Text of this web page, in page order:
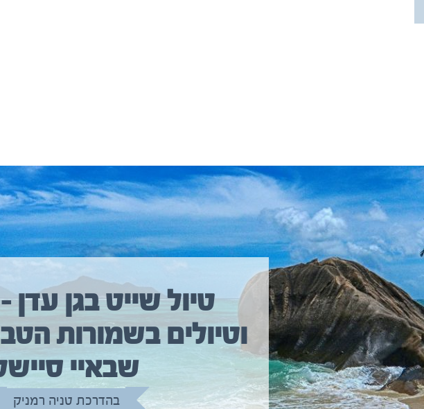
טיול שייט בגן עדן
וטיולים בשמורות
שבאיי
בהדרכת טניה רמניק
טיול שייט מקיף איסלנד
בהדרכת גיל יניב